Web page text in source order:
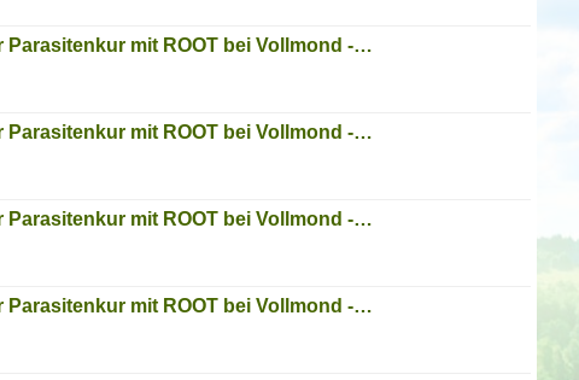
Parasitenkur mit ROOT bei Vollmond -…
Parasitenkur mit ROOT bei Vollmond -…
Parasitenkur mit ROOT bei Vollmond -…
Parasitenkur mit ROOT bei Vollmond -…